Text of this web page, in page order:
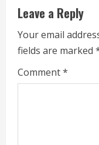
u
e
R
e
Leave a Reply
Your email
fields are marked
Comment*